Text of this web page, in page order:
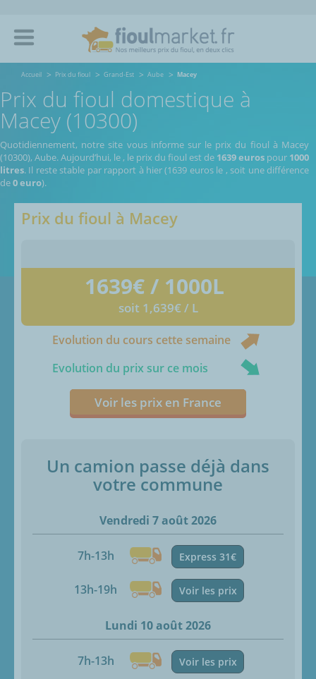
Accueil Prix du fioul Grand-Est Aube Macey
Prix du fioul domestique à
Macey (10300)
Quotidiennement, notre site vous informe sur le prix du fioul à Macey
(10300), Aube.Aujourd’hui, le, le prix du fioul est de 1639 euros pour 1000
litres. Il reste stable par rapport à hier (1639 euros le , soit une différence
de0 euro).
Prix du fioul à Macey
1639€ / 1000L
soit 1,639€ / L
Evolution du cours cette semaine
Evolution du prix sur ce mois
Voir les prix en France
Un camion passe déjà dans
votre commune
Vendredi 7 août 2026
7h-13h Express 31€
13h-19h Voir les prix
Lundi 10 août 2026
7h-13h Voir les prix